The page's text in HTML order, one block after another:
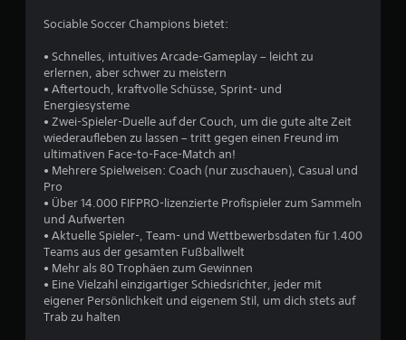
Sociable Soccer Champions bietet:
• Schnelles, intuitives Arcade-Gameplay – leicht zu
erlernen, aber schwer zu meistern
• Aftertouch, kraftvolle Schüsse, Sprint- und
Energiesysteme
• Zwei-Spieler-Duelle auf der Couch, um die gute alte Zeit
wiederaufleben zu lassen – tritt gegen einen Freund im
ultimativen Face-to-Face-Match an!
• Mehrere Spielweisen: Coach (nur zuschauen), Casual und
Pro
• Über 14.000 FIFPRO-lizenzierte Profispieler zum Sammeln
und Aufwerten
• Aktuelle Spieler-, Team- und Wettbewerbsdaten für 1.400
Teams aus der gesamten Fußballwelt
• Mehr als 80 Trophäen zum Gewinnen
• Eine Vielzahl einzigartiger Schiedsrichter, jeder mit
eigener Persönlichkeit und eigenem Stil, um dich stets auf
Trab zu halten